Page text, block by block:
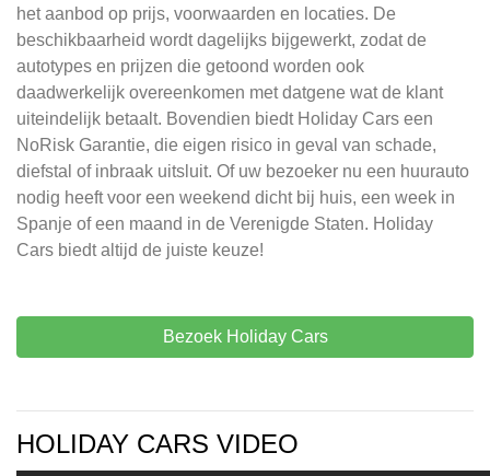
het aanbod op prijs, voorwaarden en locaties. De
beschikbaarheid wordt dagelijks bijgewerkt, zodat de
autotypes en prijzen die getoond worden ook
daadwerkelijk overeenkomen met datgene wat de klant
uiteindelijk betaalt. Bovendien biedt Holiday Cars een
NoRisk Garantie, die eigen risico in geval van schade,
diefstal of inbraak uitsluit. Of uw bezoeker nu een huurauto
nodig heeft voor een weekend dicht bij huis, een week in
Spanje of een maand in de Verenigde Staten. Holiday
Cars biedt altijd de juiste keuze!
Bezoek Holiday Cars
HOLIDAY CARS VIDEO